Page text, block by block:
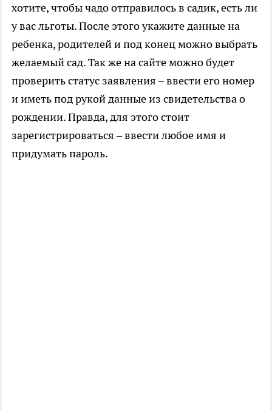
хотите, чтобы чадо отправилось в садик, есть ли
у вас льготы. После этого укажите данные на
ребенка, родителей и под конец можно выбрать
желаемый сад. Так же на сайте можно будет
проверить статус заявления – ввести его номер
и иметь под рукой данные из свидетельства о
рождении. Правда, для этого стоит
зарегистрироваться – ввести любое имя и
придумать пароль.